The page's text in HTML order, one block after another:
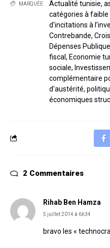
MARQUÉE: Actualité tunisie,
catégories à
d'incitations à
Contrebande,
Dépenses
fiscal, Economie
sociale,
complémentaire
d'austérité,
économiques
2 Commentaires
Rihab Ben Hamza
5 juillet 2014 à 6h34
bravo les «